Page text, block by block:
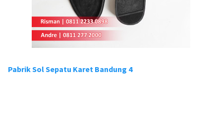
Pabrik Sol Sepatu Karet Bandung 4